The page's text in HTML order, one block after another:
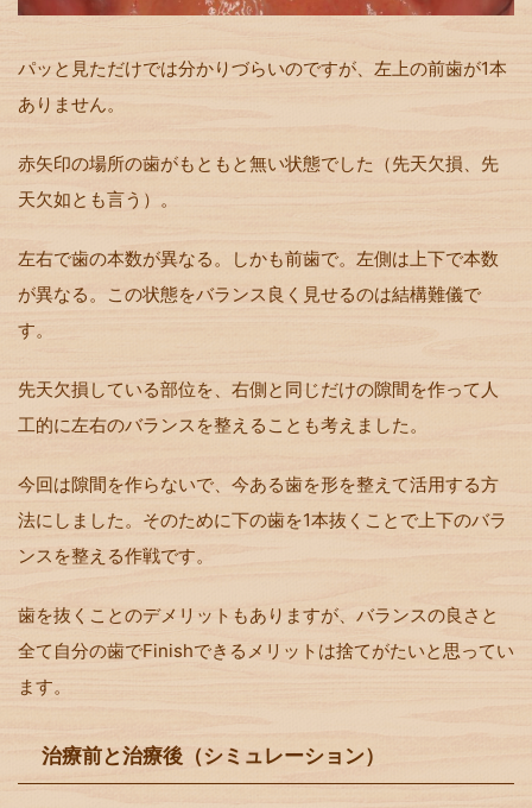
パッと見ただけでは分かりづらいのですが、左上の前歯が1本
ありません。
赤矢印の場所の歯がもともと無い状態でした（先天欠損、先
天欠如とも言う）。
左右で歯の本数が異なる。しかも前歯で。左側は上下で本数
が異なる。この状態をバランス良く見せるのは結構難儀で
す。
先天欠損している部位を、右側と同じだけの隙間を作って人
工的に左右のバランスを整えることも考えました。
今回は隙間を作らないで、今ある歯を形を整えて活用する方
法にしました。そのために下の歯を1本抜くことで上下のバラ
ンスを整える作戦です。
歯を抜くことのデメリットもありますが、バランスの良さと
全て自分の歯でFinishできるメリットは捨てがたいと思ってい
ます。
治療前と治療後（シミュレーション）